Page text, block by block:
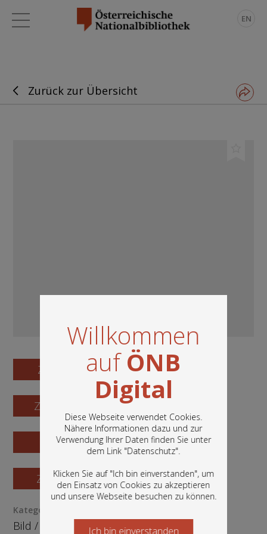
Willkommen
aufÖNB
Digital
Diese Webseite verwendet Cookies.
Nähere Informationen dazu und zur
Verwendung Ihrer Daten finden Sie unter
dem Link "Datenschutz".
Klicken Sie auf "Ich bin einverstanden", um
den Einsatz von Cookies zu akzeptieren
und unsere Webseite besuchen zu können.
In diesem Portal finden Sie die digitalen
Bestände der Österreichischen
Nationalbibliothek: Bücher, Fotografien,
Grafiken und vieles mehr.
Ich bin einverstanden
Starten Sie jetzt
EN
Zurück zur Übersicht
Zum Digitalisat
Zum Katalogisat
Zur Vorschau
Zur Bestellung
Kategorie / Medientyp
Bild/ Ephemera